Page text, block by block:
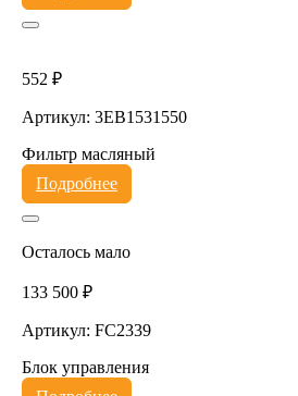
552 ₽
Артикул: 3EB1531550
Фильтр масляный
Подробнее
Осталось мало
133 500 ₽
Артикул: FC2339
Блок управления